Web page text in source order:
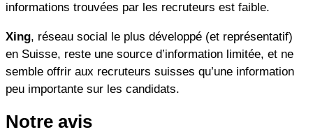
informations trouvées par les recruteurs est faible.
Xing, réseau social le plus développé (et représentatif)
en Suisse, reste une source d’information limitée, et ne
semble offrir aux recruteurs suisses qu’une information
peu importante sur les candidats.
Notre avis